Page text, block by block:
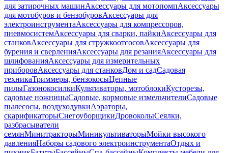
для затирочных машинАксессуары для мотопомпАксессуары
для мотобуров и бензобуровАксессуары для
электроинструментаАксессуары для компрессоров,
пневмосистемАксессуары для сварки, пайкиАксессуары для
станковАксессуары для стружкоотсосовАксессуары для
бурения и сверленияАксессуары для резанияАксессуары для
шлифованияАксессуары для измерительных
приборовАксессуары для станковДом и садСадовая
техникаТриммеры, бензокосыЦепные
пилыГазонокосилкиКультиваторы, мотоблокиКусторезы,
садовые ножницыСадовые, кормовые измельчителиСадовые
пылесосы, воздуходувкиАэраторы,
скарификаторыСнегоуборщикиДровоколыСеялки,
разбрасыватели
семянМинитракторыМиникультиваторыМойки высокого
давленияНаборы садового электроинструментаОтдых и